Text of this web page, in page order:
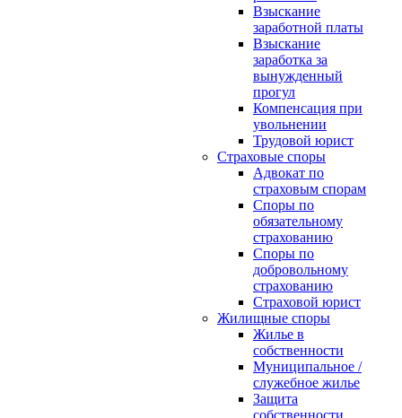
Взыскание
заработной платы
Взыскание
заработка за
вынужденный
прогул
Компенсация при
увольнении
Трудовой юрист
Страховые споры
Адвокат по
страховым спорам
Споры по
обязательному
страхованию
Споры по
добровольному
страхованию
Страховой юрист
Жилищные споры
Жилье в
собственности
Муниципальное /
служебное жилье
Защита
собственности